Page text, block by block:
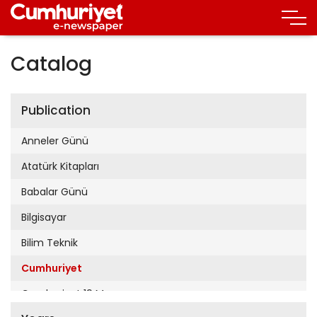
Catalog
Publication
Anneler Günü
Atatürk Kitapları
Babalar Günü
Bilgisayar
Bilim Teknik
Cumhuriyet
Cumhuriyet 19 Mayıs